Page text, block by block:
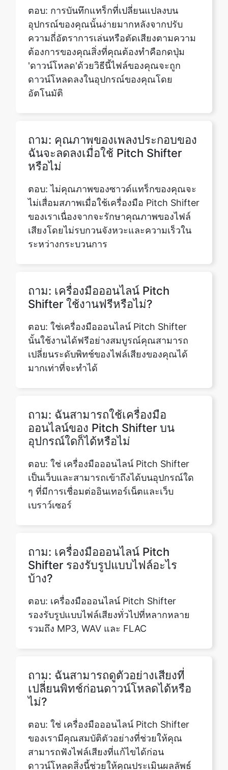
ต้องการของคุณสิ่งที่คุณต้องทำคือกดปุ่ม
'ดาวน์โหลด'ด้วยวิธีนี้ไฟล์ของคุณจะถูก
ดาวน์โหลดลงในอุปกรณ์ของคุณโดย
อัตโนมัติ
ถาม: คุณภาพของเพลงประกอบของ
ตอบ: ไม่คุณภาพของซาวด์แทร็กของคุณจะ
ไม่เสื่อมสภาพเมื่อใช้เครื่องมือ Pitch Shifter
ของเราเนื่องจากจะรักษาคุณภาพของไฟล์
เสียงโดยไม่รบกวนจังหวะและความเร็วใน
ระหว่างกระบวนการ
ถาม: เครื่องมือออนไลน์ Pitch
ตอบ: ใช่เครื่องมือออนไลน์ Pitch Shifter
นั้นใช้งานได้ฟรีอย่างสมบูรณ์คุณสามารถ
เปลี่ยนระดับพิทช์ของไฟล์เสียงของคุณได้
มากเท่าที่จะทำได้
ถาม: ฉันสามารถใช้เครื่องมือ
ตอบ: ใช่ เครื่องมือออนไลน์ Pitch Shifter
เป็นเว็บและสามารถเข้าถึงได้บนอุปกรณ์ใด
ๆ ที่มีการเชื่อมต่ออินเทอร์เน็ตและเว็บ
เบราว์เซอร์
ถาม: เครื่องมือออนไลน์ Pitch
ตอบ: เครื่องมือออนไลน์ Pitch Shifter
รองรับรูปแบบไฟล์เสียงทั่วไปที่หลากหลาย
รวมถึง MP3, WAV และ FLAC
ถาม: ฉันสามารถดูตัวอย่างเสียงที่
ตอบ: ใช่ เครื่องมือออนไลน์ Pitch Shifter
ของเรามีคุณสมบัติตัวอย่างที่ช่วยให้คุณ
สามารถฟังไฟล์เสียงที่แก้ไขได้ก่อน
ดาวน์โหลดสิ่งนี้ช่วยให้คุณประเมินผลลัพธ์
และทำการปรับเปลี่ยนที่จำเป็นก่อนที่จะเสร็จ
สิ้นผลลัพธ์